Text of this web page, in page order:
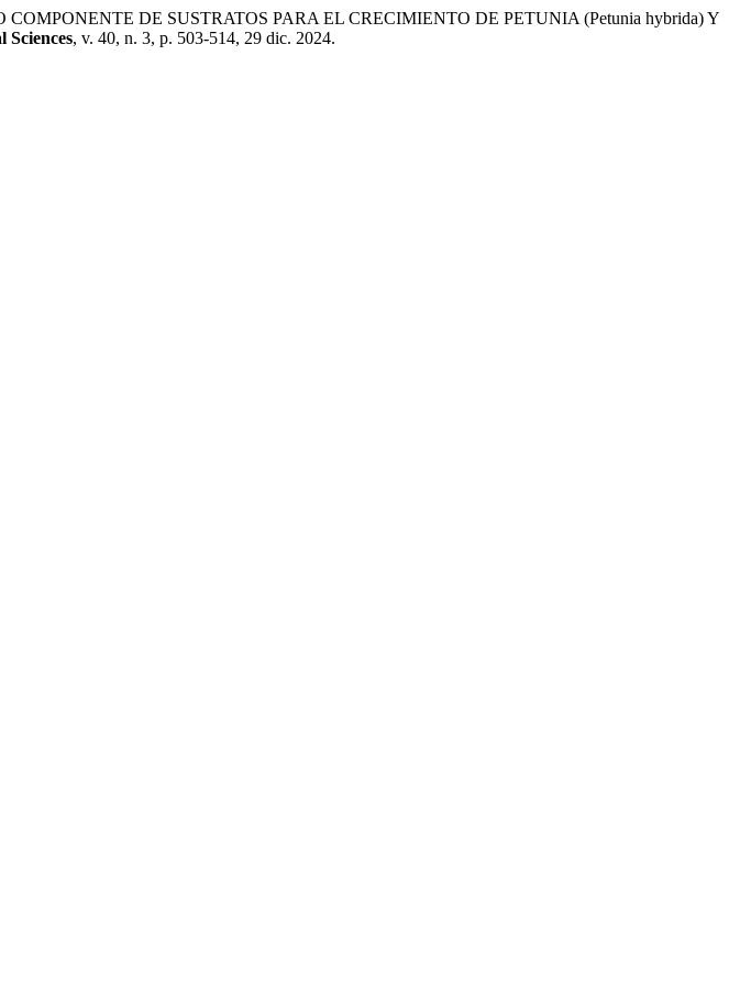
DE SUSTRATOS PARA EL CRECIMIENTO DE PETUNIA (Petunia hybrida) Y
, v. 40, n. 3, p. 503-514, 29 dic. 2024.